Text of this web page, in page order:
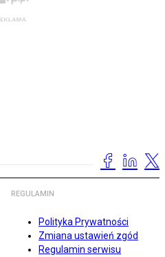
REGULAMIN
Polityka Prywatności
Zmiana ustawień zgód
Regulamin serwisu